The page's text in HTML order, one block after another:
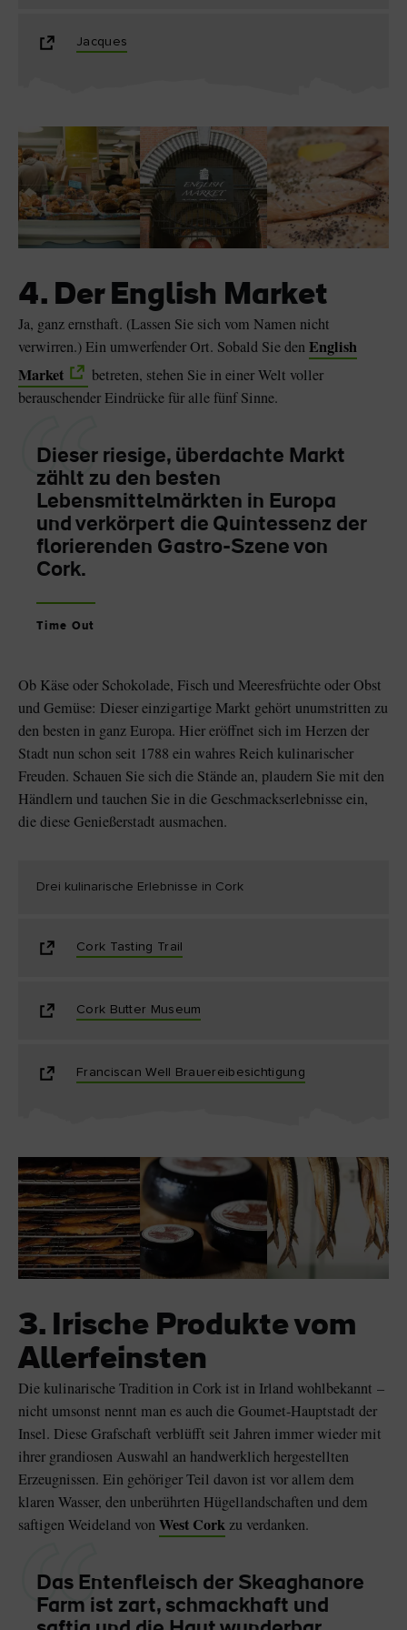
Jacques
4. Der English Market
Ja, ganz ernsthaft. (Lassen Sie sich vom Namen nicht
verwirren.) Ein umwerfender Ort. Sobald Sie denEnglish
Market
betreten, stehen Sie in einer Welt voller
berauschender Eindrücke für alle fünf Sinne.
Dieser riesige, überdachte Markt
zählt zu den besten
Lebensmittelmärkten in Europa
und verkörpert die Quintessenz der
florierenden Gastro-Szene von
Cork.
Time Out
Ob Käse oder Schokolade, Fisch und Meeresfrüchte oder Obst
und Gemüse: Dieser einzigartige Markt gehört unumstritten zu
den besten in ganz Europa. Hier eröffnet sich im Herzen der
Stadt nun schon seit 1788 ein wahres Reich kulinarischer
Freuden. Schauen Sie sich die Stände an, plaudern Sie mit den
Händlern und tauchen Sie in die Geschmackserlebnisse ein,
die diese Genießerstadt ausmachen.
Drei kulinarische Erlebnisse in Cork
Cork Tasting Trail
Cork Butter Museum
Franciscan Well Brauereibesichtigung
3. Irische Produkte vom
Allerfeinsten
Die kulinarische Tradition in Cork ist in Irland wohlbekannt –
nicht umsonst nennt man es auch die Goumet-Hauptstadt der
Insel. Diese Grafschaft verblüfft seit Jahren immer wieder mit
ihrer grandiosen Auswahl an handwerklich hergestellten
Erzeugnissen. Ein gehöriger Teil davon ist vor allem dem
klaren Wasser, den unberührten Hügellandschaften und dem
saftigen Weideland vonWest Corkzu verdanken.
Das Entenfleisch der Skeaghanore
Farm ist zart, schmackhaft und